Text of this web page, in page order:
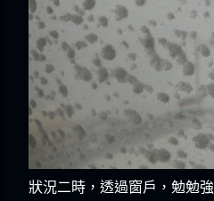
狀況二時，透過窗戶，勉勉